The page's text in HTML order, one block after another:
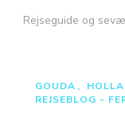
Rejseguide og
GOUDA
REJSEBLOG -